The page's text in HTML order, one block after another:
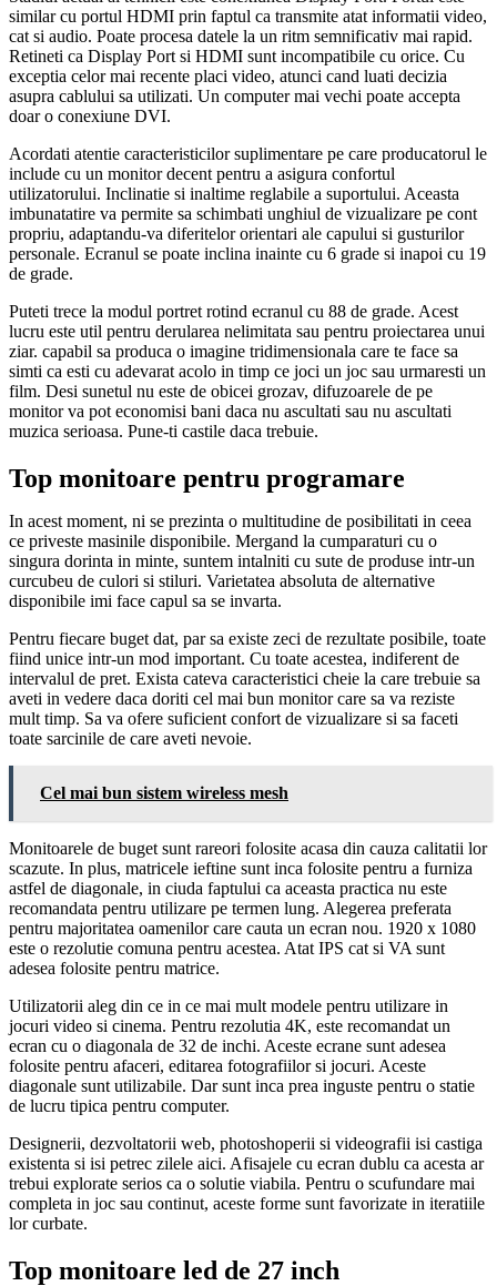
similar cu portul HDMI prin faptul ca transmite atat informatii video,
cat si audio. Poate procesa datele la un ritm semnificativ mai rapid.
Retineti ca Display Port si HDMI sunt incompatibile cu orice. Cu
exceptia celor mai recente placi video, atunci cand luati decizia
asupra cablului sa utilizati. Un computer mai vechi poate accepta
doar o conexiune DVI.
Acordati atentie caracteristicilor suplimentare pe care producatorul le
include cu un monitor decent pentru a asigura confortul
utilizatorului. Inclinatie si inaltime reglabile a suportului. Aceasta
imbunatatire va permite sa schimbati unghiul de vizualizare pe cont
propriu, adaptandu-va diferitelor orientari ale capului si gusturilor
personale. Ecranul se poate inclina inainte cu 6 grade si inapoi cu 19
de grade.
Puteti trece la modul portret rotind ecranul cu 88 de grade. Acest
lucru este util pentru derularea nelimitata sau pentru proiectarea unui
ziar. capabil sa produca o imagine tridimensionala care te face sa
simti ca esti cu adevarat acolo in timp ce joci un joc sau urmaresti un
film. Desi sunetul nu este de obicei grozav, difuzoarele de pe
monitor va pot economisi bani daca nu ascultati sau nu ascultati
muzica serioasa. Pune-ti castile daca trebuie.
Top monitoare pentru programare
In acest moment, ni se prezinta o multitudine de posibilitati in ceea
ce priveste masinile disponibile. Mergand la cumparaturi cu o
singura dorinta in minte, suntem intalniti cu sute de produse intr-un
curcubeu de culori si stiluri. Varietatea absoluta de alternative
disponibile imi face capul sa se invarta.
Pentru fiecare buget dat, par sa existe zeci de rezultate posibile, toate
fiind unice intr-un mod important. Cu toate acestea, indiferent de
intervalul de pret. Exista cateva caracteristici cheie la care trebuie sa
aveti in vedere daca doriti cel mai bun monitor care sa va reziste
mult timp. Sa va ofere suficient confort de vizualizare si sa faceti
toate sarcinile de care aveti nevoie.
Cel mai bun sistem wireless mesh
Monitoarele de buget sunt rareori folosite acasa din cauza calitatii lor
scazute. In plus, matricele ieftine sunt inca folosite pentru a furniza
astfel de diagonale, in ciuda faptului ca aceasta practica nu este
recomandata pentru utilizare pe termen lung. Alegerea preferata
pentru majoritatea oamenilor care cauta un ecran nou. 1920 x 1080
este o rezolutie comuna pentru acestea. Atat IPS cat si VA sunt
adesea folosite pentru matrice.
Utilizatorii aleg din ce in ce mai mult modele pentru utilizare in
jocuri video si cinema. Pentru rezolutia 4K, este recomandat un
ecran cu o diagonala de 32 de inchi. Aceste ecrane sunt adesea
folosite pentru afaceri, editarea fotografiilor si jocuri. Aceste
diagonale sunt utilizabile. Dar sunt inca prea inguste pentru o statie
de lucru tipica pentru computer.
Designerii, dezvoltatorii web, photoshoperii si videografii isi castiga
existenta si isi petrec zilele aici. Afisajele cu ecran dublu ca acesta ar
trebui explorate serios ca o solutie viabila. Pentru o scufundare mai
completa in joc sau continut, aceste forme sunt favorizate in iteratiile
lor curbate.
Top monitoare led de 27 inch